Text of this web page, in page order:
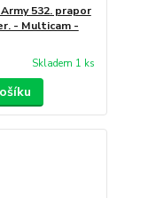
532. prapor
- Multicam -
Skladem 1 ks